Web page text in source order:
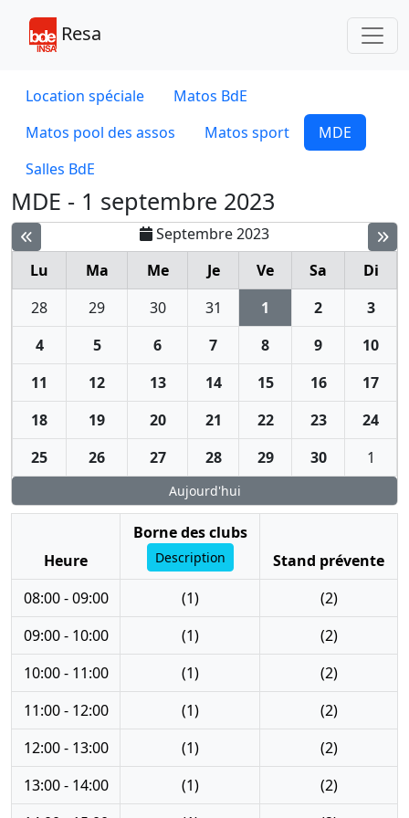
Resa
Location spéciale
Matos BdE
Matos pool des assos
Matos sport
MDE
Salles BdE
MDE - 1 septembre 2023
Septembre 2023
Lu
Ma Me Je Ve Sa
Di
28
29 30 31 1 2
3
4
5 6 7 8 9
10
11
12 13 14 15 16
17
18
19 20 21 22 23
24
25
26 27 28 29 30 1
Aujourd'hui
Heure
Borne des clubs
Description
Stand prévente
08:00 - 09:00
(1)
(2)
09:00 - 10:00
(1)
(2)
10:00 - 11:00
(1)
(2)
11:00 - 12:00
(1)
(2)
12:00 - 13:00
(1)
(2)
13:00 - 14:00
(1)
(2)